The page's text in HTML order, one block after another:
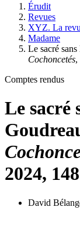
Érudit
Revues
XYZ. La
Madame
Le sacré
Cochoncetés
Comptes rendus
Le sacré
2024,
David